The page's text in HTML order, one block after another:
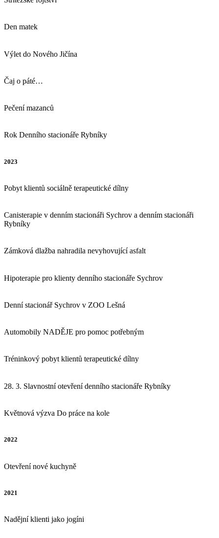
Den matek
Výlet do Nového Jičína
Čaj o páté…
Pečení mazanců
Rok Denního stacionáře Rybníky
2023
Pobyt klientů sociálně terapeutické dílny
Canisterapie v denním stacionáři Sychrov a denním stacionáři
Rybníky
Zámková dlažba nahradila nevyhovující asfalt
Hipoterapie pro klienty denního stacionáře Sychrov
Denní stacionář Sychrov v ZOO Lešná
Automobily NADĚJE pro pomoc potřebným
Tréninkový pobyt klientů terapeutické dílny
28. 3. Slavnostní otevření denního stacionáře Rybníky
Květnová výzva Do práce na kole
2022
Otevření nové kuchyně
2021
Nadějní klienti jako jogíni